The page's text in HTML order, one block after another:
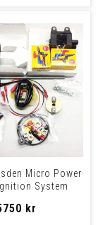
Micro Power
System
kr